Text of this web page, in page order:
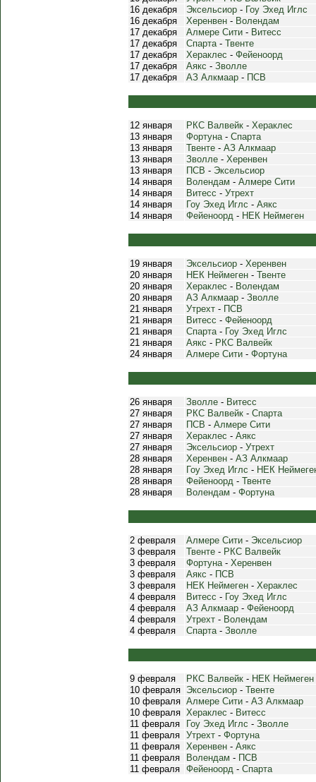
16 декабря
Эксельсиор - Гоу Эхед Иглс
16 декабря
Херенвен - Волендам
17 декабря
Алмере Сити - Витесс
17 декабря
Спарта- Твенте
17 декабря
Хераклес - Фейеноорд
17 декабря
Аякс - Зволле
17 декабря
АЗ Алкмаар - ПСВ
12 января РКС Валвейк - Хераклес
13 января
Фортуна- Спарта
13 января
Твенте - АЗ Алкмаар
13 января
Зволле - Херенвен
13 января
ПСВ - Эксельсиор
14 января
Волендам - Алмере Сити
14 января
Витесс - Утрехт
14 января
Гоу Эхед Иглс - Аякс
14 января
Фейеноорд - НЕК Неймеген
19 января Эксельсиор - Херенвен
20 января
НЕК Неймеген - Твенте
20 января
Хераклес - Волендам
20 января
АЗ Алкмаар - Зволле
21 января
Утрехт - ПСВ
21 января
Витесс - Фейеноорд
21 января
Спарта- Гоу Эхед Иглс
21 января
Аякс - РКС Валвейк
24 января
Алмере Сити - Фортуна
26 января Зволле - Витесс
27 января
РКС Валвейк - Спарта
27 января
ПСВ - Алмере Сити
27 января
Хераклес - Аякс
27 января
Эксельсиор - Утрехт
28 января
Херенвен - АЗ Алкмаар
28 января
Гоу Эхед Иглс - НЕК
28 января
Фейеноорд - Твенте
28 января
Волендам - Фортуна
2 февраля Алмере Сити - Эксельсиор
3 февраля
Твенте - РКС Валвейк
3 февраля
Фортуна- Херенвен
3 февраля
Аякс - ПСВ
3 февраля
НЕК Неймеген - Хераклес
4 февраля
Витесс - Гоу Эхед Иглс
4 февраля
АЗ Алкмаар - Фейеноорд
4 февраля
Утрехт - Волендам
4 февраля
Спарта- Зволле
9 февраля РКС Валвейк - НЕК Неймеген
10 февраля Эксельсиор - Твенте
10 февраля Алмере Сити - АЗ Алкмаар
10 февраля Хераклес - Витесс
11 февраля
Гоу Эхед Иглс - Зволле
11 февраля Утрехт - Фортуна
11 февраля Херенвен - Аякс
11 февраля
Волендам - ПСВ
11 февраля Фейеноорд - Спарта